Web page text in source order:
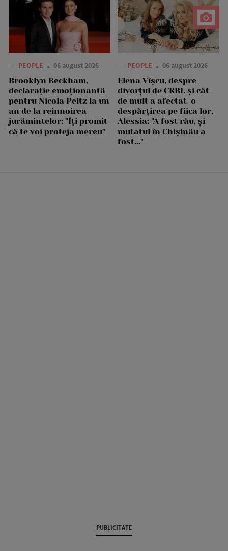
— PEOPLE 06 august 2026
Brooklyn Beckham,
declarație emoționantă
pentru Nicola Peltz la un
an de la reînnoirea
jurămintelor: "Îți promit
că te voi proteja mereu"
— PEOPLE 06 august 2026
Elena Vîșcu, despre
divorțul de CRBL și cât
de mult a afectat-o
despărțirea pe fiica lor,
Alessia: "A fost rău, și
mutatul în Chișinău a
fost..."
PUBLICITATE